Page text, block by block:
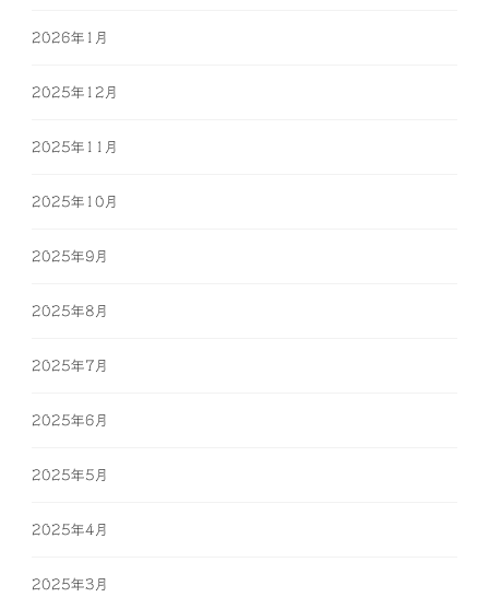
2026年1月
2025年12月
2025年11月
2025年10月
2025年9月
2025年8月
2025年7月
2025年6月
2025年5月
2025年4月
2025年3月